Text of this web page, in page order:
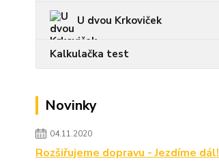
U dvou Krkoviček
Kalkulačka test
Novinky
04.11.2020
Rozšiřujeme dopravu - Jezdíme dál!